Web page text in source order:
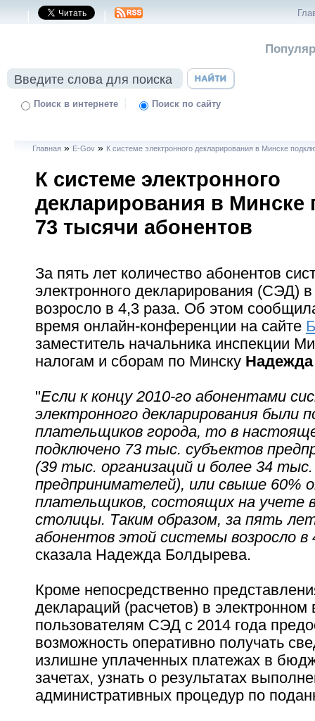
| |
Поиск в интернете | Поиск по сайту
Главная » E-Gov » К системе электронного декларирования в Минске
К системе электронного
декларирования в Минске
73 тысячи абонентов
За пять лет количество абонентов
электронного декларирования (СЭД)
возросло в 4,3 раза. Об этом
время онлайн-конференции на сайте
заместитель начальника инспекции
налогам и сборам по Минску
"Если к концу 2010-го абонентами
электронного декларирования были
плательщиков города, то в
подключено 73 тыс. субъектов
(39 тыс. организаций и более 34
предпринимателей), или свыше 60%
плательщиков, состоящих на учете
столицы. Таким образом, за пять
абонентов этой системы возросло в
сказала Надежда Болдырева.
Кроме непосредственно
деклараций (расчетов) в электронном
пользователям СЭД с 2014 года
возможность оперативно получать
излишне уплаченных платежах в
зачетах, узнать о результатах
административных процедур по